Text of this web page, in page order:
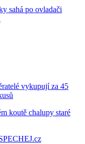
sahá po ovladači
vykupují za 45
koutě chalupy staré